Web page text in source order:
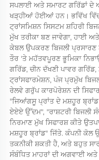
ਸਪਲਾਈ ਅਤੇ ਸਮਾਰਟ ਗਰਿੱਡਾਂ
ਖੜ੍ਹੀਆਂ ਹੋਈਆਂ ਹਨ। ਭਵਿੱਖ
ਟ੍ਰਾਂਸਮਿਸ਼ਨ ਸਿਸਟਮ ਸ਼ਹਿਰੀ
ਮੁੱਖ ਤਰੀਕਾ ਬਣ ਜਾਵੇਗਾ, ਹਾਈ
ਕੇਬਲ ਉਪਕਰਣ ਬਿਜਲੀ
ਤੌਰ 'ਤੇ ਮਹੱਤਵਪੂਰਣ ਭੂਮਿਕਾ
ਗਰਿੱਡ, ਚੀਨ ਦੱਖਣੀ ਪਾਵਰ
ਟ੍ਰਾਂਸਫਾਰਮੇਸ਼ਨ, ਪੰਜ ਪ੍ਰਮੁੱਖ
ਰੇਲਵੇ ਗਰੁੱਪ ਕਾਰਪੋਰੇਸ਼ਨ ਦੀ
"ਜਿਆਂਗਸੂ ਪ੍ਰਾਂਤ ਦੇ ਮਸ਼ਹੂਰ
ਏਏਏ ਉੱਦਮ", "ਰਾਸ਼ਟਰੀ ਬਿਜਲੀ
ਨਿਰਮਾਣ ਮੁੱਖ ਸਿਫਾਰਸ਼ ਕੀਤੇ
ਮਸ਼ਹੂਰ ਬ੍ਰਾਂਡ" ਜਿੱਤੇ. ਕੰਪਨੀ
ਤਕਨੀਕੀ ਸ਼ਕਤੀ ਹੈ, ਅਤੇ ਬਹੁਤ
ਸੰਬੰਧਿਤ ਮਾਹਰਾਂ ਦੀ ਅਗਵਾਈ ਅਤੇ